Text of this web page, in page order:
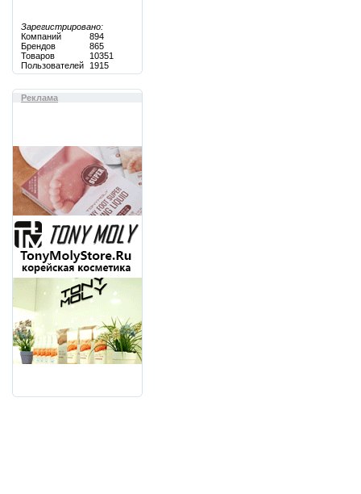
Зарегистрировано:
Компаний
894
Брендов
865
Товаров
10351
Пользователей
1915
Реклама